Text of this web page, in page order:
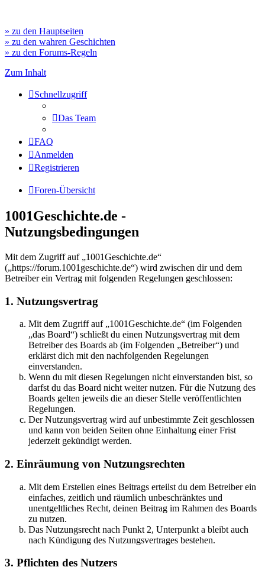
» zu den Hauptseiten
» zu den wahren Geschichten
» zu den Forums-Regeln
Zum Inhalt
Schnellzugriff
Das Team
FAQ
Anmelden
Registrieren
Foren-Übersicht
1001Geschichte.de -
Nutzungsbedingungen
Mit dem Zugriff auf „1001Geschichte.de“
(„https://forum.1001geschichte.de“) wird zwischen dir und dem
Betreiber ein Vertrag mit folgenden Regelungen geschlossen:
1. Nutzungsvertrag
Mit dem Zugriff auf „1001Geschichte.de“ (im Folgenden
„das Board“) schließt du einen Nutzungsvertrag mit dem
Betreiber des Boards ab (im Folgenden „Betreiber“) und
erklärst dich mit den nachfolgenden Regelungen
einverstanden.
Wenn du mit diesen Regelungen nicht einverstanden bist, so
darfst du das Board nicht weiter nutzen. Für die Nutzung des
Boards gelten jeweils die an dieser Stelle veröffentlichten
Regelungen.
Der Nutzungsvertrag wird auf unbestimmte Zeit geschlossen
und kann von beiden Seiten ohne Einhaltung einer Frist
jederzeit gekündigt werden.
2. Einräumung von Nutzungsrechten
Mit dem Erstellen eines Beitrags erteilst du dem Betreiber ein
einfaches, zeitlich und räumlich unbeschränktes und
unentgeltliches Recht, deinen Beitrag im Rahmen des Boards
zu nutzen.
Das Nutzungsrecht nach Punkt 2, Unterpunkt a bleibt auch
nach Kündigung des Nutzungsvertrages bestehen.
3. Pflichten des Nutzers